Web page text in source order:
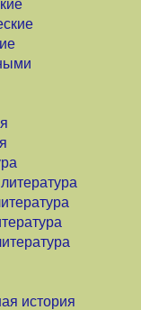
история